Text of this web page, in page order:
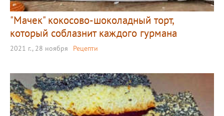
"Мачек" кокосово-шоколадный торт,
который соблазнит каждого гурмана
2021 г., 28 ноября Рецепти